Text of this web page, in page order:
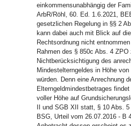
einkommensunabhängig der
ArbR/Röhl, 60. Ed. 1.6.2021,
gesetzlichen Regelung in §§ 2
kann dabei auch mit Blick auf
Rechtsordnung nicht
Rahmen des § 850c Abs. 4 ZPO
Nichtberücksichtigung des
Mindestelterngeldes in Höhe
würden. Denn eine Anrechnung
Elterngeldmindestbetrages
voller Höhe auf
II und SGB XII statt, § 10 Abs.
BSG, Urteil vom 26.07.2016 - B